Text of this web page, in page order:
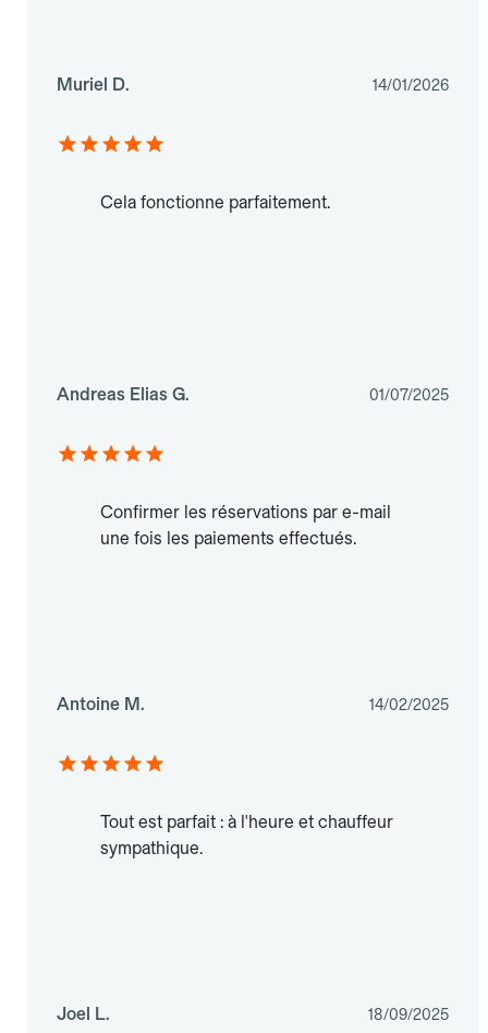
Muriel D. 14/01/2026
Cela fonctionne parfaitement.
Andreas Elias G. 01/07/2025
Confirmer les réservations par e-mail
une fois les paiements effectués.
Antoine M. 14/02/2025
Tout est parfait : à l'heure et chauffeur
sympathique.
Joel L. 18/09/2025